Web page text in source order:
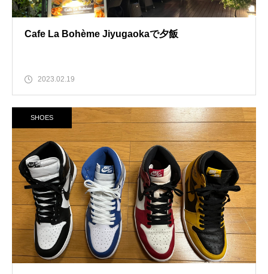
Cafe La Bohème Jiyugaokaで夕飯
2023.02.19
SHOES